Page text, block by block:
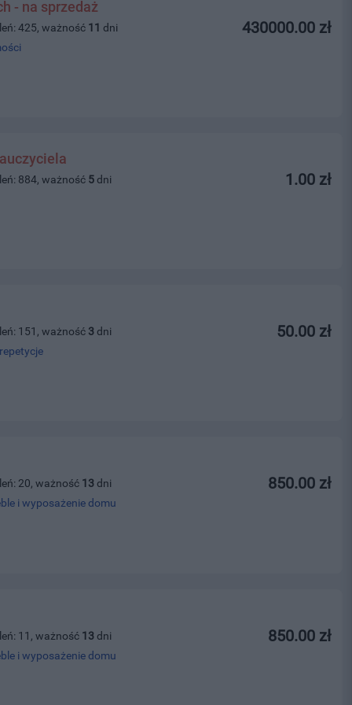
- na sprzedaż
430000.00 zł
425, ważność 11 dni
1.00 zł
884, ważność 5 dni
50.00 zł
151, ważność 3 dni
850.00 zł
20, ważność 13 dni
i wyposażenie domu
850.00 zł
11, ważność 13 dni
i wyposażenie domu